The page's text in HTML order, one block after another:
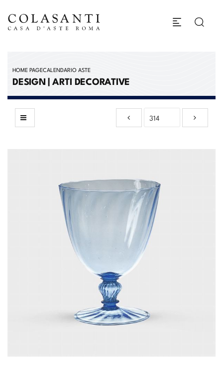
HOME PAGECALENDARIO ASTE
DESIGN | ARTI DECORATIVE